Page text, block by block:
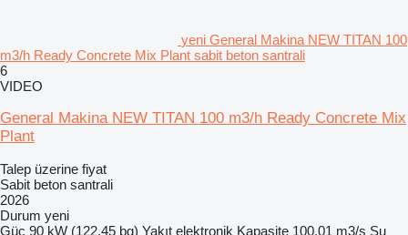
yeni General Makina NEW TITAN 100
m3/h Ready Concrete Mix Plant sabit beton santrali
6
VIDEO
General Makina NEW TITAN 100 m3/h Ready Concrete Mix
Plant
Talep üzerine fiyat
Sabit beton santrali
2026
Durum yeni
Güç 90 kW (122.45 bg) Yakıt elektronik Kapasite 100,01 m3/s Su